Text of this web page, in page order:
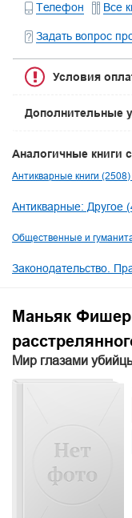
Телефон Все
Задать вопрос
Условия
Дополнительные
Аналогичные книги
Антикварные книги (2508)
Антикварные: Другое
Общественные и
Законодательство.
Маньяк
Мир глазами